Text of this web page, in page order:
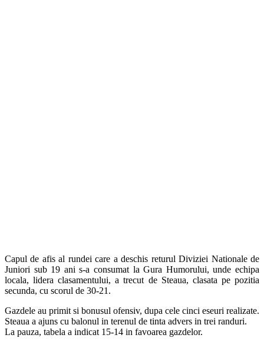
Capul de afis al rundei care a deschis returul Diviziei Nationale de
Juniori sub 19 ani s-a consumat la Gura Humorului, unde echipa
locala, lidera clasamentului, a trecut de Steaua, clasata pe pozitia
secunda, cu scorul de 30-21.
Gazdele au primit si bonusul ofensiv, dupa cele cinci eseuri realizate.
Steaua a ajuns cu balonul in terenul de tinta advers in trei randuri.
La pauza, tabela a indicat 15-14 in favoarea gazdelor.